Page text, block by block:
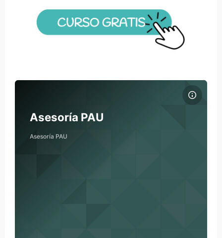
Accede a nuestrocurso gratuito con
las PCE. En este ...
Archivos del resumen del curso Asesoría PAU
Archivos del resumen del curso
Nombre del curso
Asesoría PAU
Asesoría PAU